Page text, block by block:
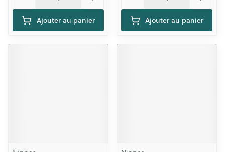
Ajouter au panier Ajouter au panier